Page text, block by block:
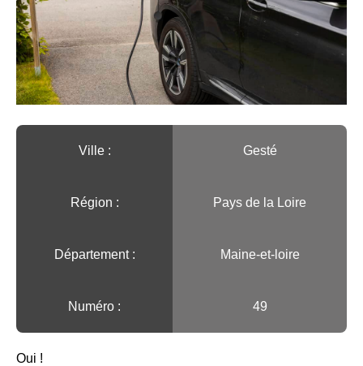
Ville :️ Gesté
Région :️ Pays de la Loire
Département : Maine-et-loire
Numéro : 49
Oui !